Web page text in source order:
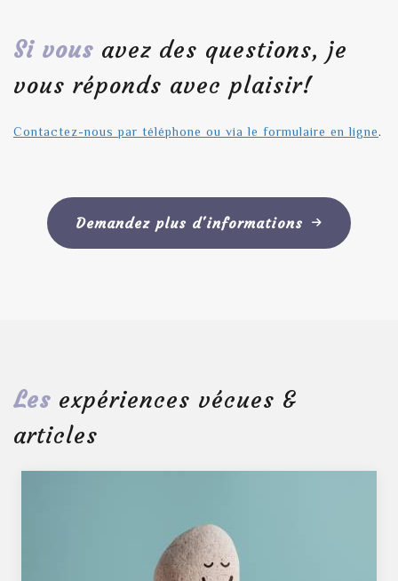
Si vous avez des questions, je
vous réponds avec plaisir!
Contactez-nous par téléphone ou via le formulaire en ligne.
Demandez plus d'informations
Les expériences vécues &
articles